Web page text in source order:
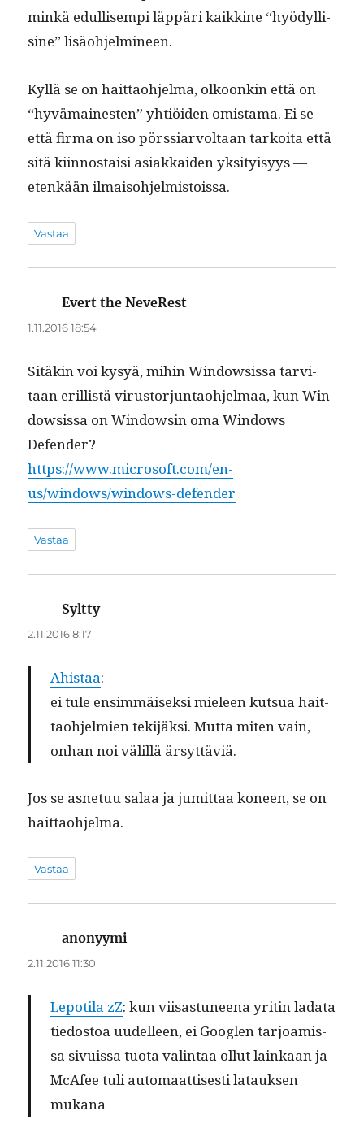
minkä edullisem­pi läp­päri kaikkine “hyödyl­li­
sine” lisäohjelmineen.
Kyl­lä se on hait­tao­hjel­ma, olkoonkin että on
“hyvä­mainesten” yhtiöi­den omis­ta­ma. Ei se
että fir­ma on iso pörssiar­voltaan tarkoi­ta että
sitä kiin­nos­taisi asi­akkaiden yksi­ty­isyys —
etenkään ilmaisohjelmistoissa.
Vastaa
Evert the NeveRest
1.11.2016 18:54
Sitäkin voi kysyä, mihin Win­dow­sis­sa tarvi­
taan eril­listä virus­tor­jun­tao­hjel­maa, kun Win­
dow­sis­sa on Win­dowsin oma Win­dows
Defender?
https://www.microsoft.com/en-
us/windows/windows-defender
Vastaa
Sylttysanoo:
2.11.2016 8:17
Ahis­taa:
ei tule ensim­mäisek­si mieleen kut­sua hait­
tao­hjelmien tek­i­jäk­si. Mut­ta miten vain,
onhan noi välil­lä ärsyttäviä.
Jos se asne­tuu salaa ja jumit­taa koneen, se on
haittaohjelma.
Vastaa
anonyymi
2.11.2016 11:30
Lep­oti­la zZ: kun viisas­tuneena yritin lada­ta
tiedos­toa uudelleen, ei Googlen tar­joamis­
sa sivuis­sa tuo­ta val­in­taa ollut lainkaan ja
McAfee tuli automaat­tis­es­ti latauk­sen
mukana